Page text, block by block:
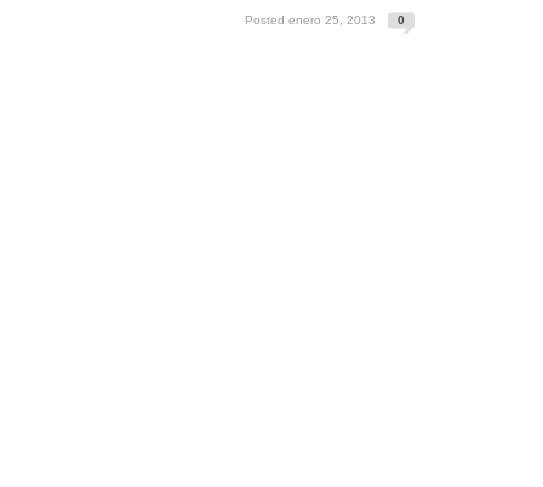
Gitanos: Besamanos del Señor
Posted enero 25, 2013 0